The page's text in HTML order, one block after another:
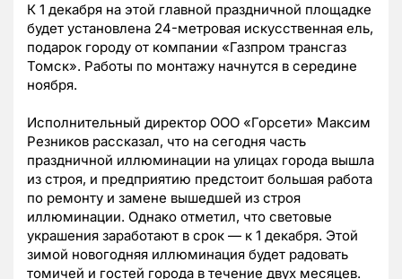
К 1 декабря на этой главной праздничной площадке
будет установлена 24-метровая искусственная ель,
подарок городу от компании «Газпром трансгаз
Томск». Работы по монтажу начнутся в середине
ноября.
Исполнительный директор ООО «Горсети» Максим
Резников рассказал, что на сегодня часть
праздничной иллюминации на улицах города вышла
из строя, и предприятию предстоит большая работа
по ремонту и замене вышедшей из строя
иллюминации. Однако отметил, что световые
украшения заработают в срок — к 1 декабря. Этой
зимой новогодняя иллюминация будет радовать
томичей и гостей города в течение двух месяцев.